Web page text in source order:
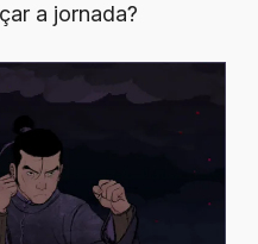
a jornada?